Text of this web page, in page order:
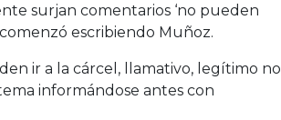
surjan comentarios ‘no pueden
escribiendo Muñoz.
ir a la cárcel, llamativo, legítimo no
informándose antes con